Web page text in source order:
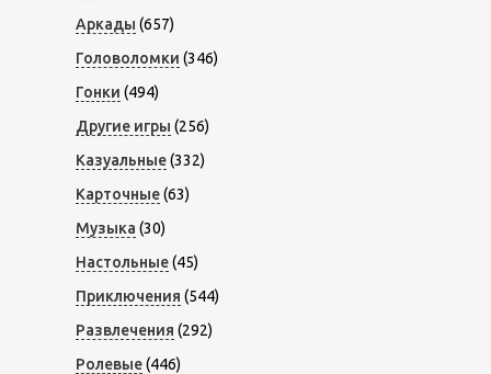
Аркады (657)
Головоломки (346)
Гонки (494)
Другие игры (256)
Казуальные(332)
Карточные(63)
Музыка (30)
Настольные(45)
Приключения (544)
Развлечения (292)
Ролевые(446)